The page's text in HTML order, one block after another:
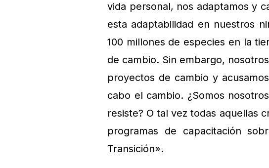
vida personal, nos adaptamos y
esta adaptabilidad en nuestros
100 millones de especies en la
de cambio. Sin embargo,
proyectos de cambio y
cabo el cambio. ¿Somos
resiste? O tal vez todas aquellas
programas de capacitación
Transición».